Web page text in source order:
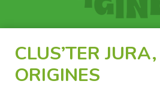
CLUS’TER
ORIGINES